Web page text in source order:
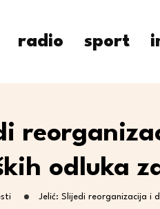
radio sport
odluka
Jelić: Slijedi reorganizacija i